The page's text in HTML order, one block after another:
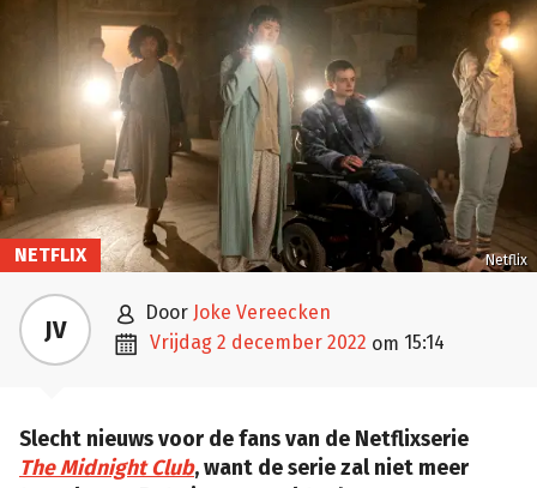
Netflix
NETFLIX
JV  door Joke Vereecken
 vrijdag 2 december 2022 om 15:14
Slecht nieuws voor de fans van de Netflixserie
The Midnight Club, want de serie zal niet meer